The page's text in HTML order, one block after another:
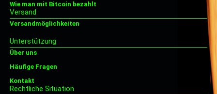
Wie man mit Bitcoin bezahlt
Versand
Versandmöglichkeiten
Unterstützung
Über uns
Häufige Fragen
Kontakt
Rechtliche Situation